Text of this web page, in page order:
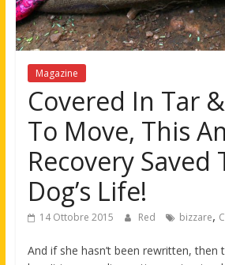
Magazine
Covered In Tar
To Move, This
Recovery Saved
Dog’s Life!
14 Ottobre 2015 Red bizzare,
And if she hasn’t been rewritten, then